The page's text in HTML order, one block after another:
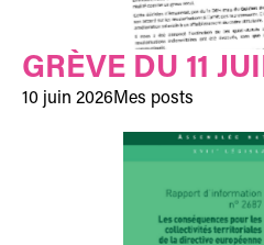
GRÈVE DU 11
10 juin 2026 Mes posts